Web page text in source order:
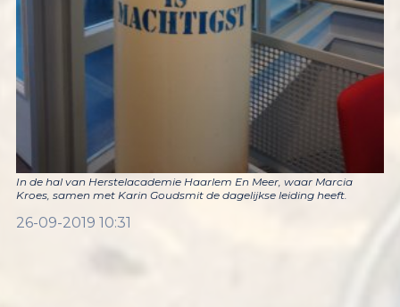
In de hal van Herstelacademie Haarlem En Meer, waar Marcia
Kroes, samen met Karin Goudsmit de dagelijkse leiding heeft.
26-09-2019 10:31